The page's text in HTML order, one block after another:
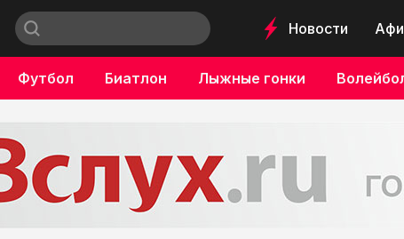
Новости
Футбол Биатлон Лыжные гонки